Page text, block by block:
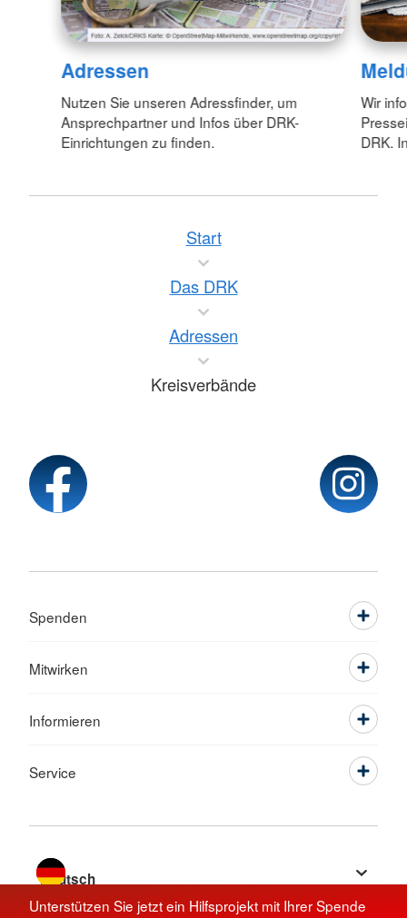
Adressen
Nutzen Sie unseren Adressfinder, um
Ansprechpartner und Infos über DRK-
Einrichtungen zu finden.
Wir
DRK.
Unterstützen Sie jetzt ein Hilfsprojekt mit Ihrer Spende
Start
Das DRK
Adressen
Kreisverbände
Spenden
Mitwirken
Informieren
Service
Sprache wechseln zu